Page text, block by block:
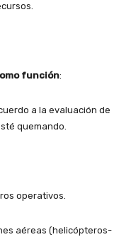
función:
a la evaluación de
quemando.
operativos.
aéreas (helicópteros-